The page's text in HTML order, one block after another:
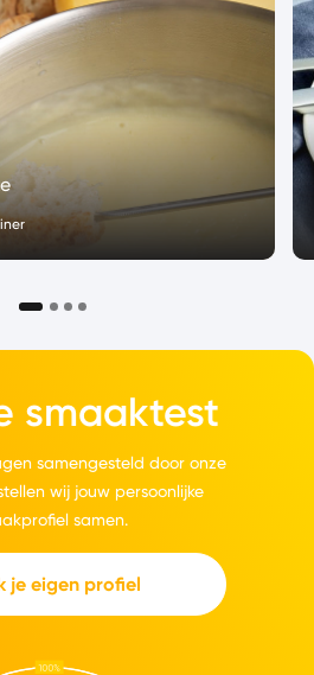
smaaktest
samengesteld door onze
wij jouw persoonlijke
samen.
je eigen profiel